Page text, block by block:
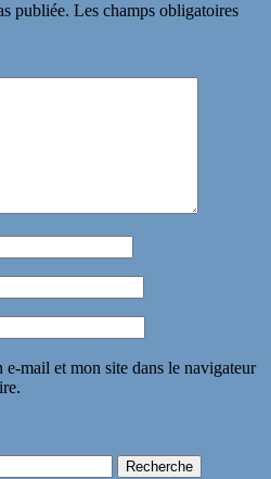
publiée. Les champs obligatoires
mail et mon site dans le navigateur